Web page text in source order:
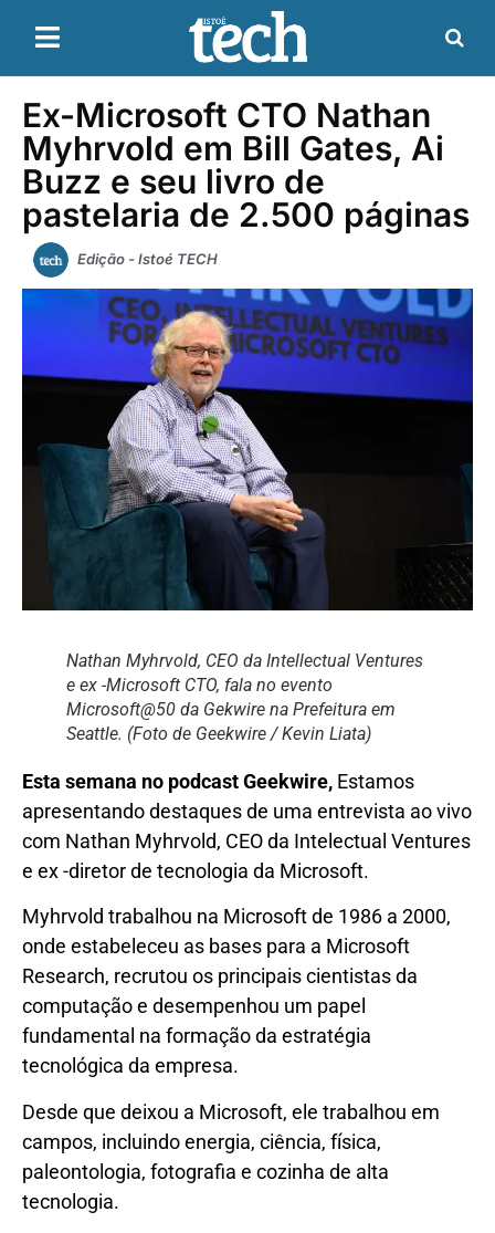
Ex-Microsoft CTO Nathan
Myhrvold em Bill Gates, Ai
Buzz e seu livro de
pastelaria de 2.500 páginas
Edição - Istoé TECH
Nathan Myhrvold, CEO da Intellectual Ventures
e ex -Microsoft CTO, fala no evento
Microsoft@50 da Gekwire na Prefeitura em
Seattle. (Foto de Geekwire / Kevin Liata)
Esta semana no podcast Geekwire, Estamos
apresentando destaques de uma entrevista ao vivo
com Nathan Myhrvold, CEO da Intelectual Ventures
e ex -diretor de tecnologia da Microsoft.
Myhrvold trabalhou na Microsoft de 1986 a 2000,
onde estabeleceu as bases para a Microsoft
Research, recrutou os principais cientistas da
computação e desempenhou um papel
fundamental na formação da estratégia
tecnológica da empresa.
Desde que deixou a Microsoft, ele trabalhou em
campos, incluindo energia, ciência, física,
paleontologia, fotografia e cozinha de alta
tecnologia.